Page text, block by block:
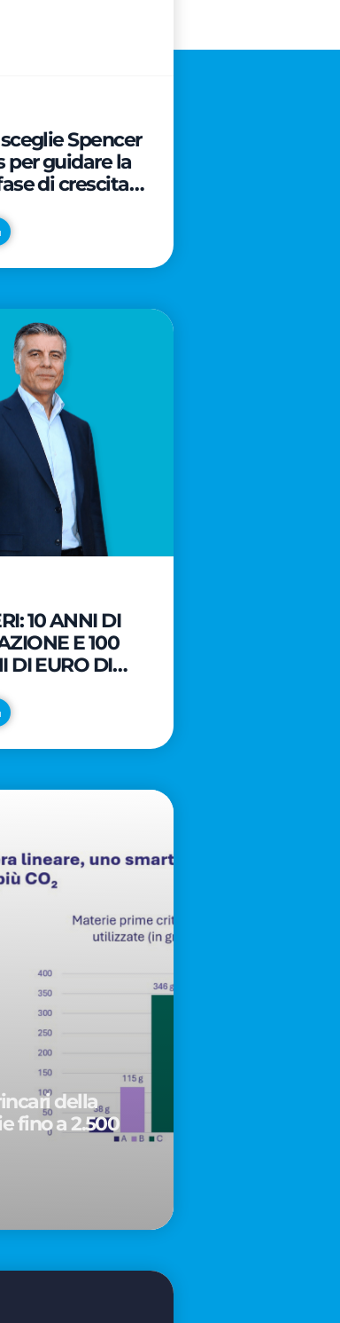
Spencer
per guidare la
di crescita e
10 ANNI DI
E 100
DI EURO DI
DEL
ITALIANO
della
fino a 2.500